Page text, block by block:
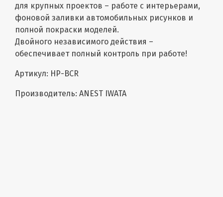
для крупных проектов – работе с интерьерами,
фоновой заливки автомобильных рисунков и
полной покраски моделей.
Двойного независимого действия –
обеспечивает полный контроль при работе!
Артикул: HP-BCR
Производитель: ANEST IWATA